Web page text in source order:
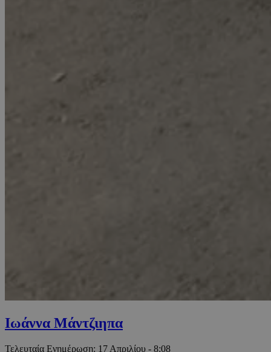
Ιωάννα Μάντζιηπα
Τελευταία Ενημέρωση: 17 Απριλίου - 8:08